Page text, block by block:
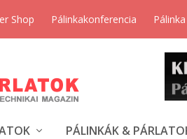
Shop Pálinkakonferencia
PÁLINKÁK &